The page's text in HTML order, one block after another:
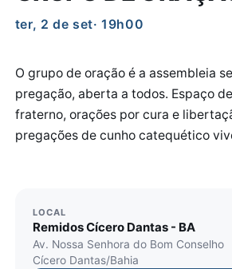
ter, 2 de set· 19h00
O grupo de oração é a assembleia
pregação, aberta a todos. Espaço
fraterno, orações por cura e
pregações de cunho catequético
LOCAL
Remidos Cícero Dantas - BA
Av. Nossa Senhora do Bom Conselho
Cícero Dantas/Bahia